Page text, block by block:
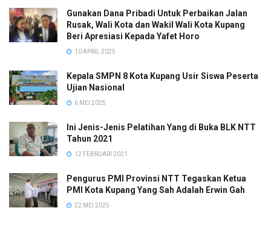
Gunakan Dana Pribadi Untuk Perbaikan Jalan
Rusak, Wali Kota dan Wakil Wali Kota Kupang
Beri Apresiasi Kepada Yafet Horo
10 APRIL 2025
Kepala SMPN 8 Kota Kupang Usir Siswa Peserta
Ujian Nasional
6 MEI 2025
Ini Jenis-Jenis Pelatihan Yang di Buka BLK NTT
Tahun 2021
12 FEBRUARI 2021
Pengurus PMI Provinsi NTT Tegaskan Ketua
PMI Kota Kupang Yang Sah Adalah Erwin Gah
22 MEI 2025